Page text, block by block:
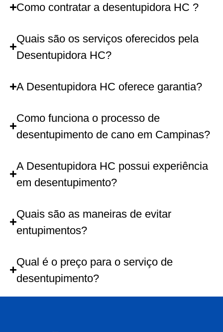
Como contratar a desentupidora HC ?
Quais são os serviços oferecidos pela
Desentupidora HC?
A Desentupidora HC oferece garantia?
Como funciona o processo de
desentupimento de cano em Campinas?
A Desentupidora HC possui experiência
em desentupimento?
Quais são as maneiras de evitar
entupimentos?
Qual é o preço para o serviço de
desentupimento?